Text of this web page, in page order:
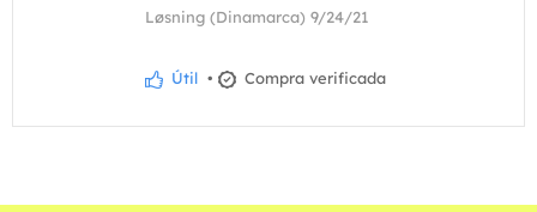
Løsning (Dinamarca) 9/24/21
Útil • Compra verificada